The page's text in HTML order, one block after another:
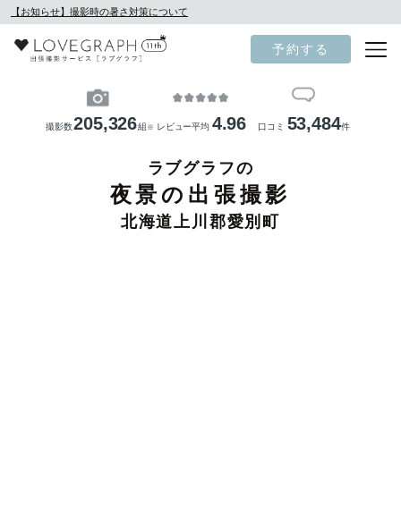
【お知らせ】撮影時の暑さ対策について
予約する
撮影数205,326組 ※ レビュー平均 4.96 口コミ 53,484件
ラブグラフの
夜景の出張撮影
北海道上川郡愛別町